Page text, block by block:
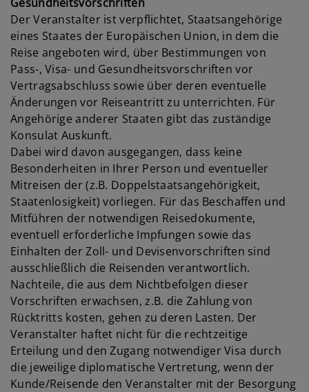
Der Veranstalter ist verpflichtet, Staatsangehörige
eines Staates der Europäischen Union, in dem die
Reise angeboten wird, über Bestimmungen von
Pass-, Visa- und Gesundheitsvorschriften vor
Vertragsabschluss sowie über deren eventuelle
Änderungen vor Reiseantritt zu unterrichten. Für
Angehörige anderer Staaten gibt das zuständige
Konsulat Auskunft.
Dabei wird davon ausgegangen, dass keine
Besonderheiten in Ihrer Person und eventueller
Mitreisen der (z.B. Doppelstaatsangehörigkeit,
Staatenlosigkeit) vorliegen. Für das Beschaffen und
Mitführen der notwendigen Reisedokumente,
eventuell erforderliche Impfungen sowie das
Einhalten der Zoll- und Devisenvorschriften sind
ausschließlich die Reisenden verantwortlich.
Nachteile, die aus dem Nichtbefolgen dieser
Vorschriften erwachsen, z.B. die Zahlung von
Rücktritts kosten, gehen zu deren Lasten. Der
Veranstalter haftet nicht für die rechtzeitige
Erteilung und den Zugang notwendiger Visa durch
die jeweilige diplomatische Vertretung, wenn der
Kunde/Reisende den Veranstalter mit der Besorgung